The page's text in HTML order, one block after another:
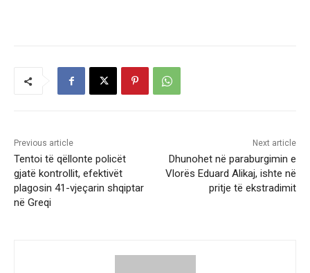
Previous article
Tentoi të qëllonte policët
gjatë kontrollit, efektivët
plagosin 41-vjeçarin shqiptar
në Greqi
Next article
Dhunohet në paraburgimin e
Vlorës Eduard Alikaj, ishte në
pritje të ekstradimit